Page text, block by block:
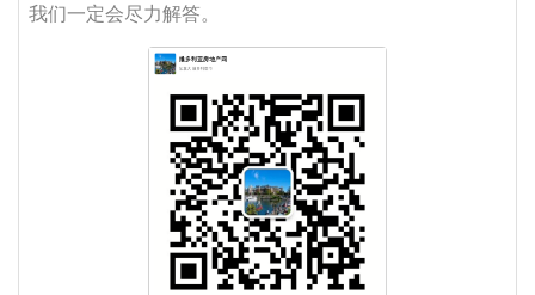
我们一定会尽力解答。